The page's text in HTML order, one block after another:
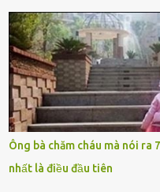
cưới cô để có con. Không
khóc lóc,” anh ta gằn giọng,
Tiếng cánh cửa đóng lại, vang
đứng chết lặng giữa cơn mưa,
mất sớm. Tôi chẳng có anh
ai thân thiết đến mức có thể
bận rộn với gia đình riêng
xuân vào người chồng ấy –
chiếc xe buýt cuối ngày, trốn
Ông bà chăm cháu mà nói ra
nhất là điều đầu tiên